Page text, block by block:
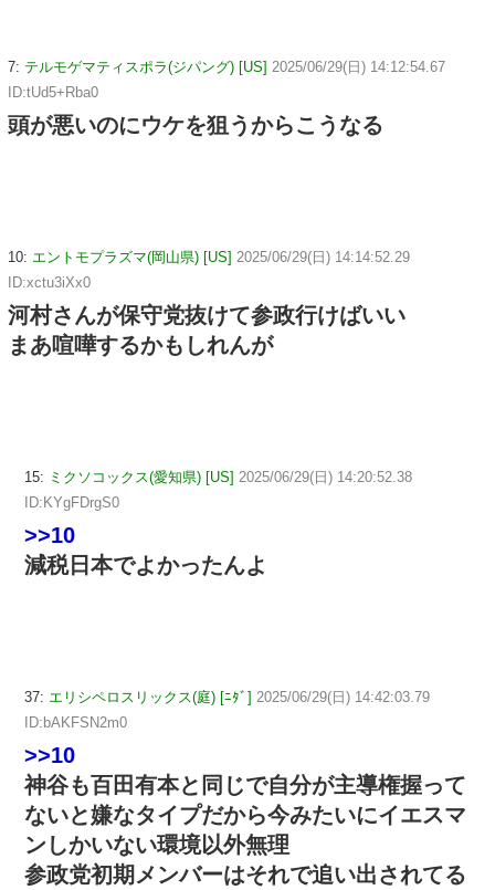
7: テルモゲマティスポラ(ジパング) [US] 2025/06/29(日) 14:12:54.67
ID:tUd5+Rba0
頭が悪いのにウケを狙うからこうなる
10: エントモプラズマ(岡山県) [US] 2025/06/29(日) 14:14:52.29
ID:xctu3iXx0
河村さんが保守党抜けて参政行けばいい
まあ喧嘩するかもしれんが
15: ミクソコックス(愛知県) [US] 2025/06/29(日) 14:20:52.38
ID:KYgFDrgS0
>>10
減税日本でよかったんよ
37: エリシペロスリックス(庭) [ﾆﾀﾞ] 2025/06/29(日) 14:42:03.79
ID:bAKFSN2m0
>>10
神谷も百田有本と同じで自分が主導権握って
ないと嫌なタイプだから今みたいにイエスマ
ンしかいない環境以外無理
参政党初期メンバーはそれで追い出されてる